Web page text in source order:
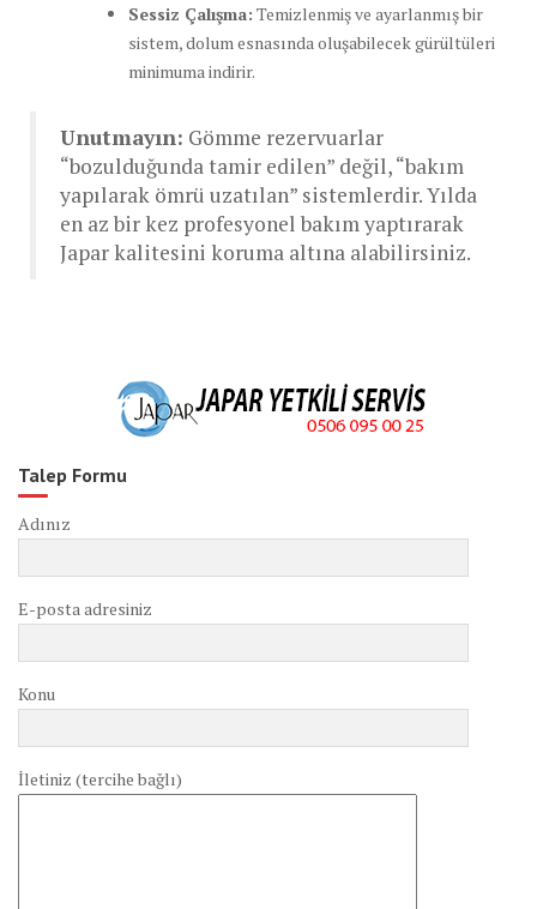
Sessiz Çalışma: Temizlenmiş ve ayarlanmış bir
sistem, dolum esnasında oluşabilecek gürültüleri
minimuma indirir.
Unutmayın: Gömme rezervuarlar
“bozulduğunda tamir edilen” değil, “bakım
yapılarak ömrü uzatılan” sistemlerdir. Yılda
en az bir kez profesyonel bakım yaptırarak
Japar kalitesini koruma altına alabilirsiniz.
Talep Formu
Adınız
E-posta adresiniz
Konu
İletiniz (tercihe bağlı)